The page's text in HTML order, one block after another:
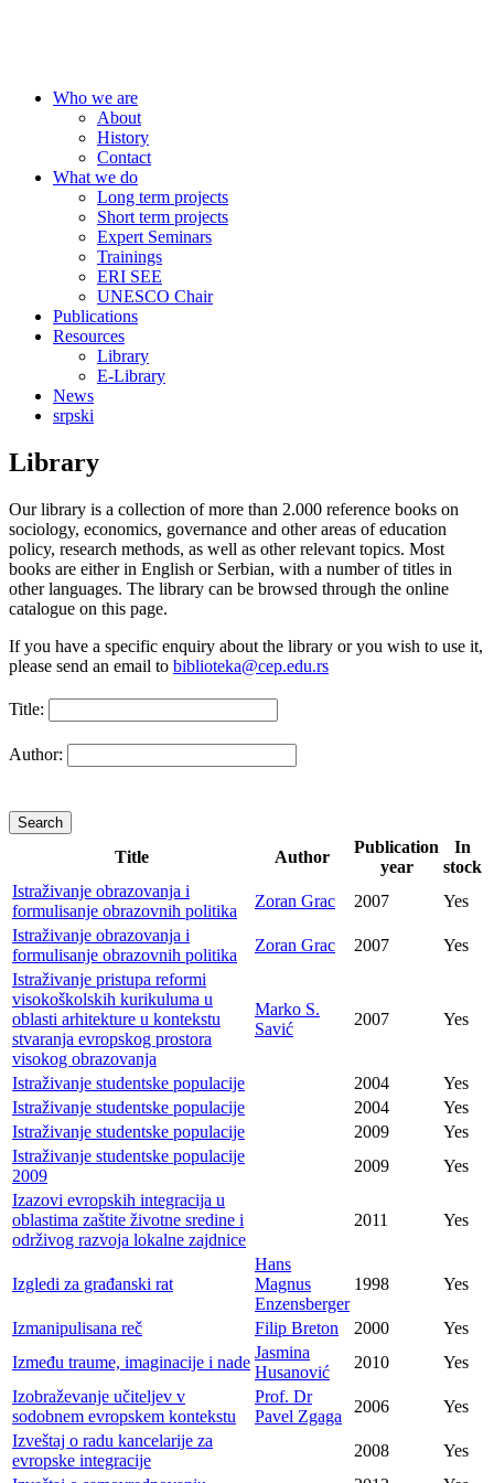
Who we are
About
History
Contact
What we do
Long term projects
Short term projects
Expert Seminars
Trainings
ERI SEE
UNESCO Chair
Publications
Resources
Library
E-Library
News
srpski
Library
Our library is a collection of more than 2.000 reference books on
sociology, economics, governance and other areas of education
policy, research methods, as well as other relevant topics. Most
books are either in English or Serbian, with a number of titles in
other languages. The library can be browsed through the online
catalogue on this page.
If you have a specific enquiry about the library or you wish to use it,
please send an email to biblioteka@cep.edu.rs
Title:
Author:
Title Author
Publication
year
In
stock
Istraživanje obrazovanja i
formulisanje obrazovnih politika
Zoran Grac 2007
Yes
Istraživanje obrazovanja i
formulisanje obrazovnih politika
Zoran Grac 2007
Yes
Istraživanje pristupa reformi
visokoškolskih kurikuluma u
oblasti arhitekture u kontekstu
stvaranja evropskog prostora
visokog obrazovanja
Marko S.
Savić
2007 Yes
Istraživanje studentske populacije 2004
Yes
Istraživanje studentske populacije
2004
Yes
Istraživanje studentske populacije
2009
Yes
Istraživanje studentske populacije
2009
2009
Yes
Izazovi evropskih integracija u
oblastima zaštite životne sredine i
održivog razvoja lokalne zajdnice
2011 Yes
Izgledi za građanski rat
Hans
Magnus
Enzensberger
1998 Yes
Izmanipulisana reč Filip Breton 2000
Yes
Između traume, imaginacije i nade
Jasmina
Husanović
2010
Yes
Izobraževanje učiteljev v
sodobnem evropskem kontekstu
Prof. Dr
Pavel Zgaga
2006
Yes
Izveštaj o radu kancelarije za
evropske integracije
2008
Yes